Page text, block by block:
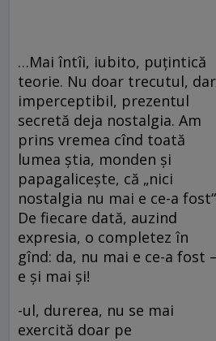
…Mai întîi, iubito, puţintică
teorie. Nu doar trecutul,
imperceptibil, prezentul
secretă deja nostalgia. Am
prins vremea cînd toată
lumea ştia, monden şi
papagaliceşte, că „nici
nostalgia nu mai e ce-a
De fiecare dată, auzind
expresia, o completez în
gînd: da, nu mai e ce-a fost –
e şi mai şi!
-ul, durerea, nu se mai
exercită doar pe